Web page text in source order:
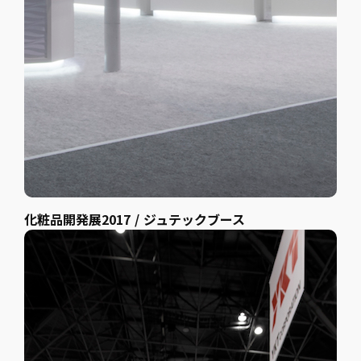
化粧品開発展2017 / ジュテックブース